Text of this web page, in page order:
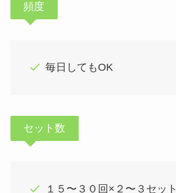
頻度
毎日してもOK
セット数
１５〜３０回×２〜３セット